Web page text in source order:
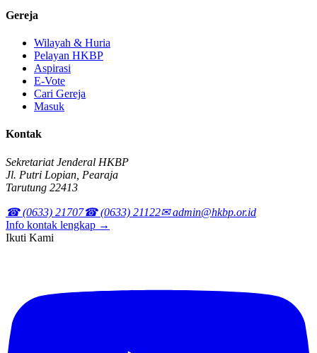
Gereja
Wilayah & Huria
Pelayan HKBP
Aspirasi
E-Vote
Cari Gereja
Masuk
Kontak
Sekretariat Jenderal HKBP
Jl. Putri Lopian, Pearaja
Tarutung 22413
☎ (0633) 21707☎ (0633) 21122✉ admin@hkbp.or.id
Info kontak lengkap →
Ikuti Kami